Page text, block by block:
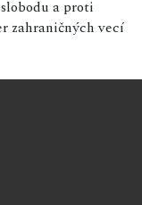
a proti
zahraničných vecí